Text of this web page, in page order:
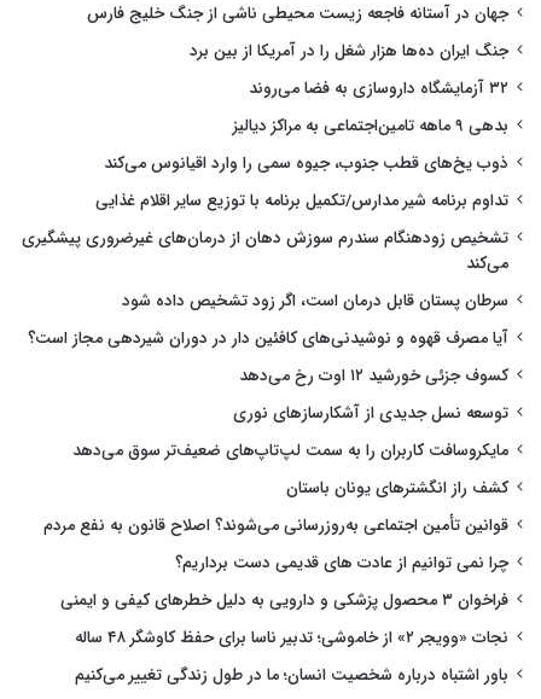
جهان در آستانه فاجعه زیست محیطی ناشی از جنگ خلیج فارس
جنگ ایران ده‌ها هزار شغل را در آمریکا از بین برد
۳۲ آزمایشگاه داروسازی به فضا می‌روند
بدهی ۹ ماهه تامین‌اجتماعی به مراکز دیالیز
ذوب یخ‌های قطب جنوب، جیوه سمی را وارد اقیانوس می‌کند
تداوم برنامه شیر مدارس/تکمیل برنامه با توزیع سایر اقلام غذایی
تشخیص زودهنگام سندرم سوزش دهان از درمان‌های غیرضروری پیشگیری
می‌کند
سرطان پستان قابل درمان است، اگر زود تشخیص داده شود
آیا مصرف قهوه و نوشیدنی‌های کافئین دار در دوران شیردهی مجاز است؟
کسوف جزئی خورشید ۱۲ اوت رخ می‌دهد
توسعه نسل جدیدی از آشکارسازهای نوری
مایکروسافت کاربران را به سمت لپ‌تاپ‌های ضعیف‌تر سوق می‌دهد
کشف راز انگشترهای یونان باستان
قوانین تأمین اجتماعی به‌روزرسانی می‌شوند؟ اصلاح قانون به نفع مردم
چرا نمی توانیم از عادت های قدیمی دست برداریم؟
فراخوان ۳ محصول پزشکی و دارویی به دلیل خطرهای کیفی و ایمنی
نجات «وویجر ۲» از خاموشی؛ تدبیر ناسا برای حفظ کاوشگر ۴۸ ساله
باور اشتباه درباره شخصیت انسان؛ ما در طول زندگی تغییر می‌کنیم